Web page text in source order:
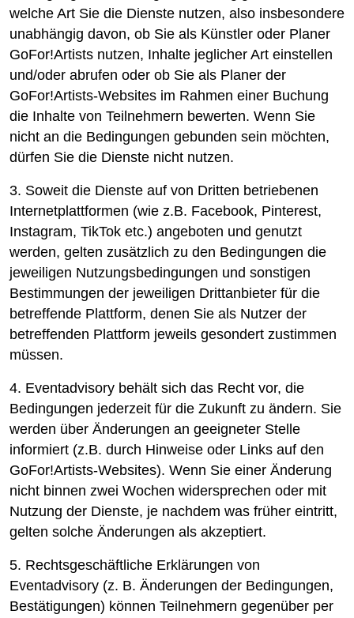
welche Art Sie die Dienste nutzen, also insbesondere
unabhängig davon, ob Sie als Künstler oder Planer
GoFor!Artists nutzen, Inhalte jeglicher Art einstellen
und/oder abrufen oder ob Sie als Planer der
GoFor!Artists-Websites im Rahmen einer Buchung
die Inhalte von Teilnehmern bewerten. Wenn Sie
nicht an die Bedingungen gebunden sein möchten,
dürfen Sie die Dienste nicht nutzen.
3. Soweit die Dienste auf von Dritten betriebenen
Internetplattformen (wie z.B. Facebook, Pinterest,
Instagram, TikTok etc.) angeboten und genutzt
werden, gelten zusätzlich zu den Bedingungen die
jeweiligen Nutzungsbedingungen und sonstigen
Bestimmungen der jeweiligen Drittanbieter für die
betreffende Plattform, denen Sie als Nutzer der
betreffenden Plattform jeweils gesondert zustimmen
müssen.
4. Eventadvisory behält sich das Recht vor, die
Bedingungen jederzeit für die Zukunft zu ändern. Sie
werden über Änderungen an geeigneter Stelle
informiert (z.B. durch Hinweise oder Links auf den
GoFor!Artists-Websites). Wenn Sie einer Änderung
nicht binnen zwei Wochen widersprechen oder mit
Nutzung der Dienste, je nachdem was früher eintritt,
gelten solche Änderungen als akzeptiert.
5. Rechtsgeschäftliche Erklärungen von
Eventadvisory (z. B. Änderungen der Bedingungen,
Bestätigungen) können Teilnehmern gegenüber per